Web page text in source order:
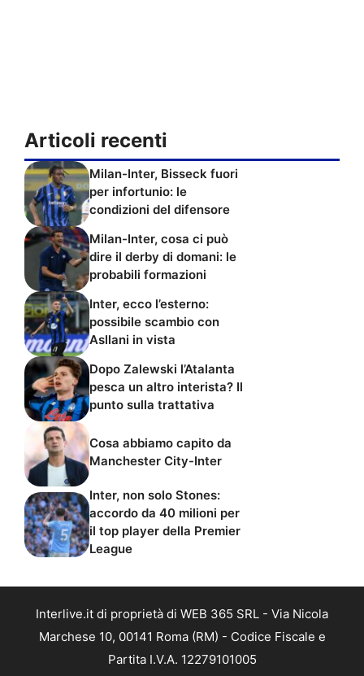
Articoli recenti
Milan-Inter, Bisseck fuori
per infortunio: le
condizioni del difensore
Milan-Inter, cosa ci può
dire il derby di domani: le
probabili formazioni
Inter, ecco l’esterno:
possibile scambio con
Asllani in vista
Dopo Zalewski l’Atalanta
pesca un altro interista? Il
punto sulla trattativa
Cosa abbiamo capito da
Manchester City-Inter
Inter, non solo Stones:
accordo da 40 milioni per
il top player della Premier
League
Interlive.it di proprietà di WEB 365 SRL - Via Nicola
Marchese 10, 00141 Roma (RM) - Codice Fiscale e
Partita I.V.A. 12279101005